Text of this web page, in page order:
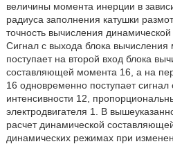
величины момента инерции в
радиуса заполнения катушки
точность вычисления
Сигнал с выхода блока
поступает на второй вход блока
составляющей момента 16, а на
16 одновременно поступает сигнал
интенсивности 12,
электродвигателя 1. В
расчет динамической
динамических режимах при